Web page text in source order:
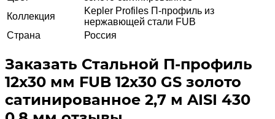
Коллекция
Kepler Profiles П-профиль из
нержавющей стали FUB
Страна
Россия
Заказать Стальной П-профиль
12х30 мм FUB 12х30 GS золото
сатинированное 2,7 м AISI 430